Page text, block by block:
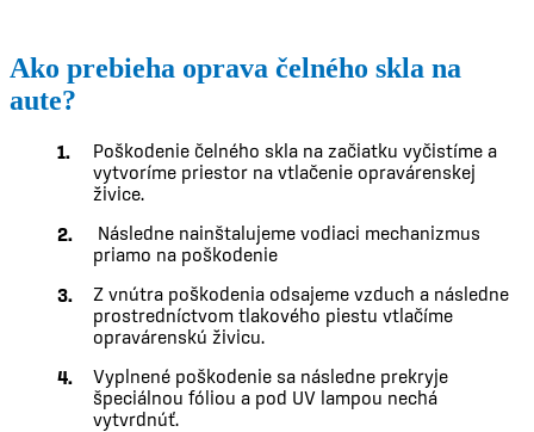
Ako prebieha oprava čelného skla na
aute?
Poškodenie čelného skla na začiatku vyčistíme a
vytvoríme priestor na vtlačenie opravárenskej
živice.
Následne nainštalujeme vodiaci mechanizmus
priamo na poškodenie
Z vnútra poškodenia odsajeme vzduch a následne
prostredníctvom tlakového piestu vtlačíme
opravárenskú živicu.
Vyplnené poškodenie sa následne prekryje
špeciálnou fóliou a pod UV lampou nechá
vytvrdnúť.